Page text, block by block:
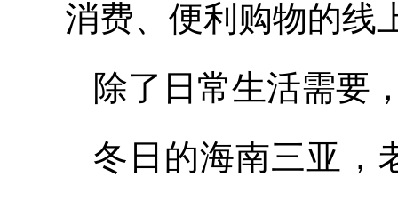
消费、便利购物的线
除了日常生活需要
冬日的海南三亚，